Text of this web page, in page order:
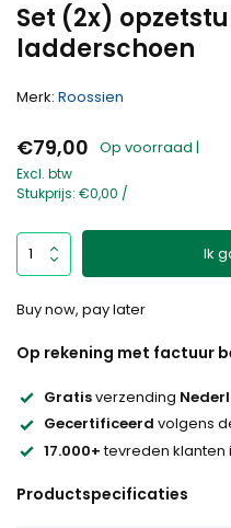
Set (2x)
ladderschoen
Merk: Roossien
€79,00 Op voorraad |
Excl. btw
Stukprijs: €0,00 /
Ik
Buy now, pay later
Op rekening met factuur
Gratisverzending
Gecertificeerd volgens
17.000+tevreden klanten
Productspecificaties